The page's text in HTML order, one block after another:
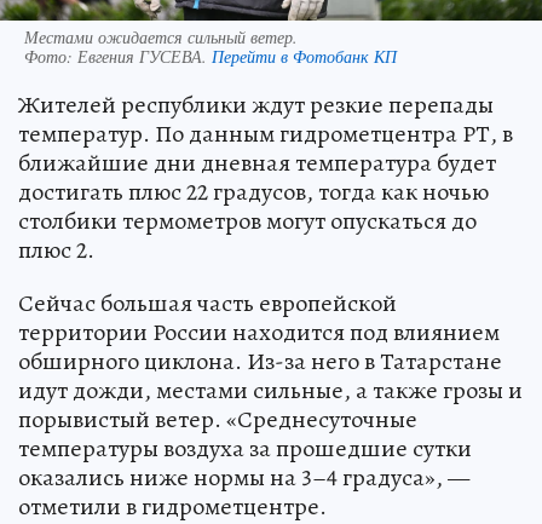
Местами ожидается сильный ветер.
Фото: Евгения ГУСЕВА. Перейти в Фотобанк КП
Жителей республики ждут резкие перепады
температур. По данным гидрометцентра РТ, в
ближайшие дни дневная температура будет
достигать плюс 22 градусов, тогда как ночью
столбики термометров могут опускаться до
плюс 2.
Сейчас большая часть европейской
территории России находится под влиянием
обширного циклона. Из-за него в Татарстане
идут дожди, местами сильные, а также грозы и
порывистый ветер. «Среднесуточные
температуры воздуха за прошедшие сутки
оказались ниже нормы на 3–4 градуса», —
отметили в гидрометцентре.